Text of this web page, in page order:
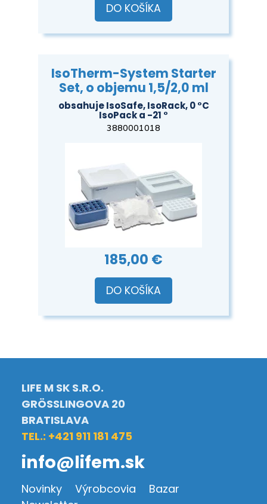
DO KOŠÍKA
IsoTherm-System Starter
Set, o objemu 1,5/2,0 ml
obsahuje IsoSafe, IsoRack, 0 °C
IsoPack a -21 °
3880001018
185,00 €
DO KOŠÍKA
LIFE M SK S.R.O.
GRÖSSLINGOVA 20
BRATISLAVA
TEL.: +421 911 181 475
info@lifem.sk
Novinky Výrobcovia
Bazar